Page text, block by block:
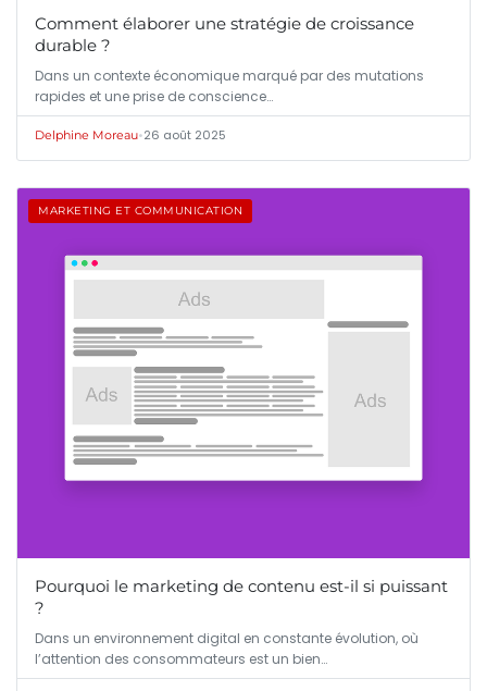
Comment élaborer une stratégie de croissance
durable ?
Dans un contexte économique marqué par des mutations
rapides et une prise de conscience…
Delphine Moreau•26 août 2025
MARKETING ET COMMUNICATION
Pourquoi le marketing de contenu est-il si puissant
?
Dans un environnement digital en constante évolution, où
l’attention des consommateurs est un bien…